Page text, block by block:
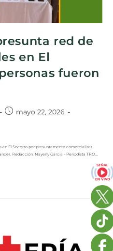
red de
en El
fueron
mayo 22, 2026
El Socorro por presuntamente comercializar
Redacción: Nayerly Garcia - Periodista TRO…